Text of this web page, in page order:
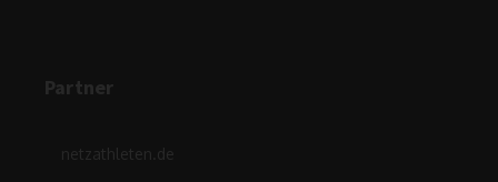
Partner
netzathleten.de